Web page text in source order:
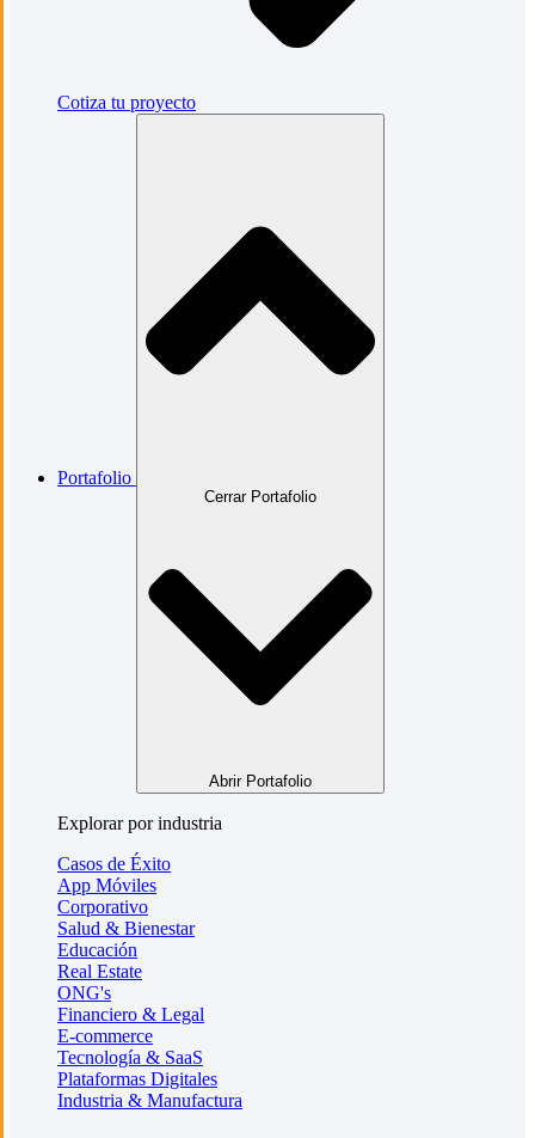
Cotiza tu proyecto
Portafolio
Cerrar Portafolio
Abrir Portafolio
Explorar por industria
Casos de Éxito
App Móviles
Corporativo
Salud & Bienestar
Educación
Real Estate
ONG's
Financiero & Legal
E-commerce
Tecnología & SaaS
Plataformas Digitales
Industria & Manufactura